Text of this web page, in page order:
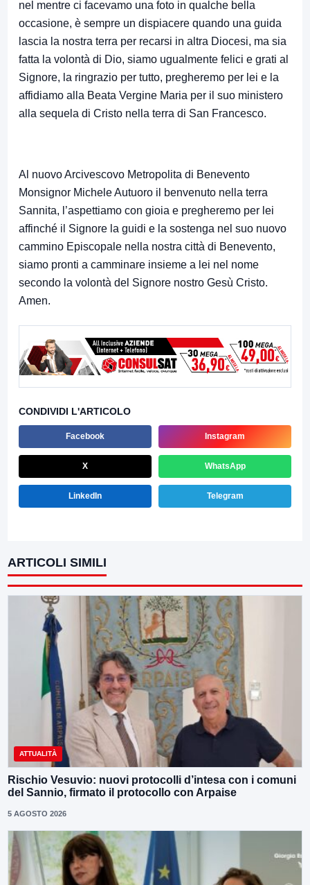
nel mentre ci facevamo una foto in qualche bella
occasione, è sempre un dispiacere quando una guida
lascia la nostra terra per recarsi in altra Diocesi, ma sia
fatta la volontà di Dio, siamo ugualmente felici e grati al
Signore, la ringrazio per tutto, pregheremo per lei e la
affidiamo alla Beata Vergine Maria per il suo ministero
alla sequela di Cristo nella terra di San Francesco.
Al nuovo Arcivescovo Metropolita di Benevento
Monsignor Michele Autuoro il benvenuto nella terra
Sannita, l’aspettiamo con gioia e pregheremo per lei
affinché il Signore la guidi e la sostenga nel suo nuovo
cammino Episcopale nella nostra città di Benevento,
siamo pronti a camminare insieme a lei nel nome
secondo la volontà del Signore nostro Gesù Cristo.
Amen.
CONDIVIDI L'ARTICOLO
Facebook Instagram
X WhatsApp
LinkedIn Telegram
ARTICOLI SIMILI
ATTUALITÀ
Rischio Vesuvio: nuovi protocolli d’intesa con i comuni
del Sannio, firmato il protocollo con Arpaise
5 AGOSTO 2026